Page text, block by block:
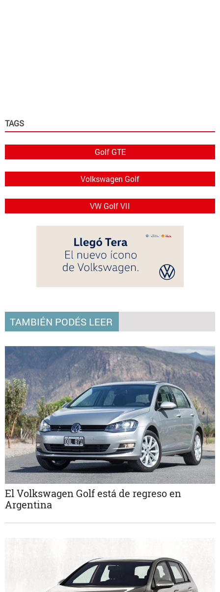
TAGS
Golf GTE
Volkswagen Golf
VW Golf VII
TAMBIÉN PODÉS LEER
El Volkswagen Golf está de regreso en
Argentina